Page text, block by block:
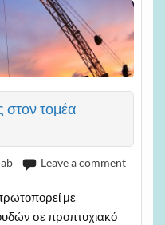
στον τομέα
Leave a comment
με
σε προπτυχιακό